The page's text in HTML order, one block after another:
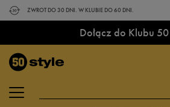
ZWROT DO 30 DNI. W KLUBIE DO 60 DNI.
Dołącz do Klubu